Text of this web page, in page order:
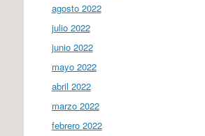
agosto 2022
julio 2022
junio 2022
mayo 2022
abril 2022
marzo 2022
febrero 2022